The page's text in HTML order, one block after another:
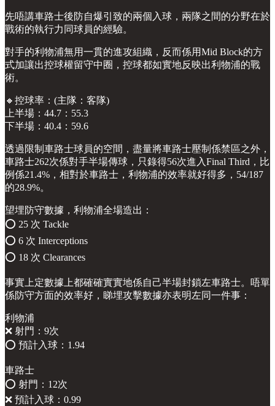
先唔講車路士後防自爆引致的兩個入球，兩隊之間的分野在於
戰術的執行力同球員的經驗。
對手的利物浦無用一貫的進攻組織，反而係用Mid Block的方
式加讓出控球權留守中圈，控球都如實地反映出利物浦的戰
術。
🔸控球率：(主隊：客隊)
上半場：44.7：55.3
下半場：40.4：59.6
透過限制車路士球員的空間，盡量將車路士壓制係禁區之外，
車路士262次係對手半場傳球，只錄得56次進入Final Third，比
例係21.4%，相對於車路士，利物浦的效率就好得多，54/187
的28.9%。
望埋防守數據，利物浦全場造出：
⭕️ 25 次 Tackle
⭕️ 6 次 Interceptions
⭕️ 18 次 Clearances
事實上定數據上都確確實實地係自己半場封鎖左車路士。唔單
係防守方面的效率好，睇埋攻擊數據亦表明左同一件事：
利物浦
❌ 射門：9次
⭕️ 預計入球：1.94
車路士
⭕️ 射門：12次
❌ 預計入球：0.99